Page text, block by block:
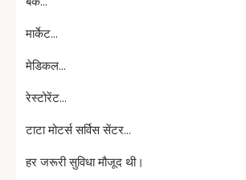
मार्केट…
मेडिकल…
रेस्टोरेंट…
टाटा मोटर्स सर्विस सेंटर…
हर जरूरी सुविधा मौजूद थी।